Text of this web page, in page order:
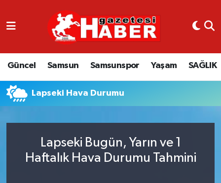
Güncel Samsun Samsunspor Yaşam SAĞLIK
Lapseki Hava Durumu
Lapseki Bugün, Yarın ve 1
Haftalık Hava Durumu Tahmini
GÜNCEL
SAMSUN
YAŞAM